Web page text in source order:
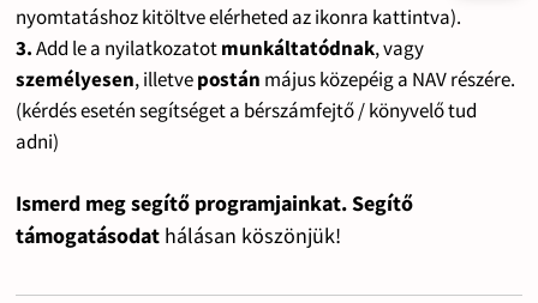
nyomtatáshoz kitöltve elérheted az ikonra kattintva).
3.Add le a nyilatkozatotmunkáltatódnak, vagy
személyesen, illetvepostán május közepéig a NAV részére.
(kérdés esetén segítséget a bérszámfejtő / könyvelő tud
adni)
Ismerd meg segítő programjainkat. Segítő
támogatásodat hálásan köszönjük!